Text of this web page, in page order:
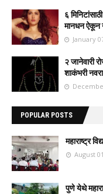
६
मानधन ऐकून
January
२ जानेवारी
शाकंभरी
POPULAR POSTS
महाराष्ट्र
August
पुणे येथे